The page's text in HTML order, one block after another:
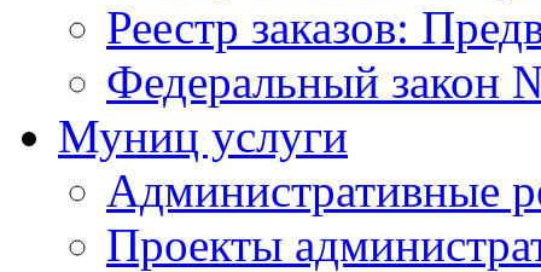
Реестр заказов:
Федеральный закон
Муниц услуги
Административные
Проекты